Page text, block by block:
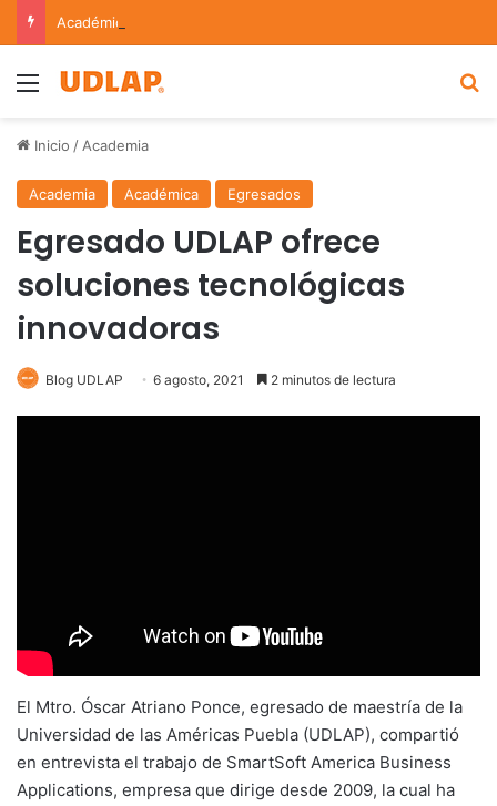
Menu
Inicio / Academia
Academia Académica Egresados
Egresado UDLAP ofrece
soluciones tecnológicas
innovadoras
Blog UDLAP 6 agosto, 2021 2 minutos de lectura
El Mtro. Óscar Atriano Ponce, egresado de maestría de la
Universidad de las Américas Puebla (UDLAP), compartió
en entrevista el trabajo de SmartSoft America Business
Applications, empresa que dirige desde 2009, la cual ha